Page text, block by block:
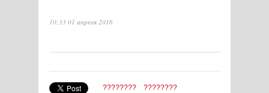
10:33 01 апреля 2016
???????? ????????